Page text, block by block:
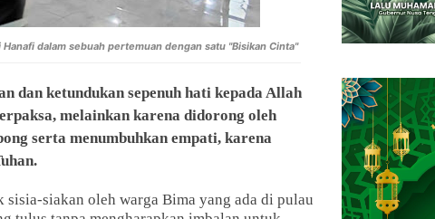
dalam sebuah pertemuan dengan satu "Bisikan Cinta"
dan ketundukan sepenuh hati kepada Allah
melainkan karena didorong oleh
serta menumbuhkan empati, karena
sisia-siakan oleh warga Bima yang ada di pulau